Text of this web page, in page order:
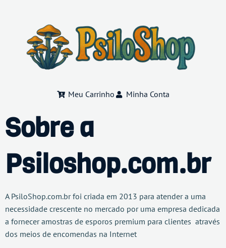
Meu Carrinho Minha Conta
Sobre a
Psiloshop.com.br
A PsiloShop.com.br foi criada em 2013 para atender a uma
necessidade crescente no mercado por uma empresa dedicada
a fornecer amostras de esporos premium para clientes através
dos meios de encomendas na Internet